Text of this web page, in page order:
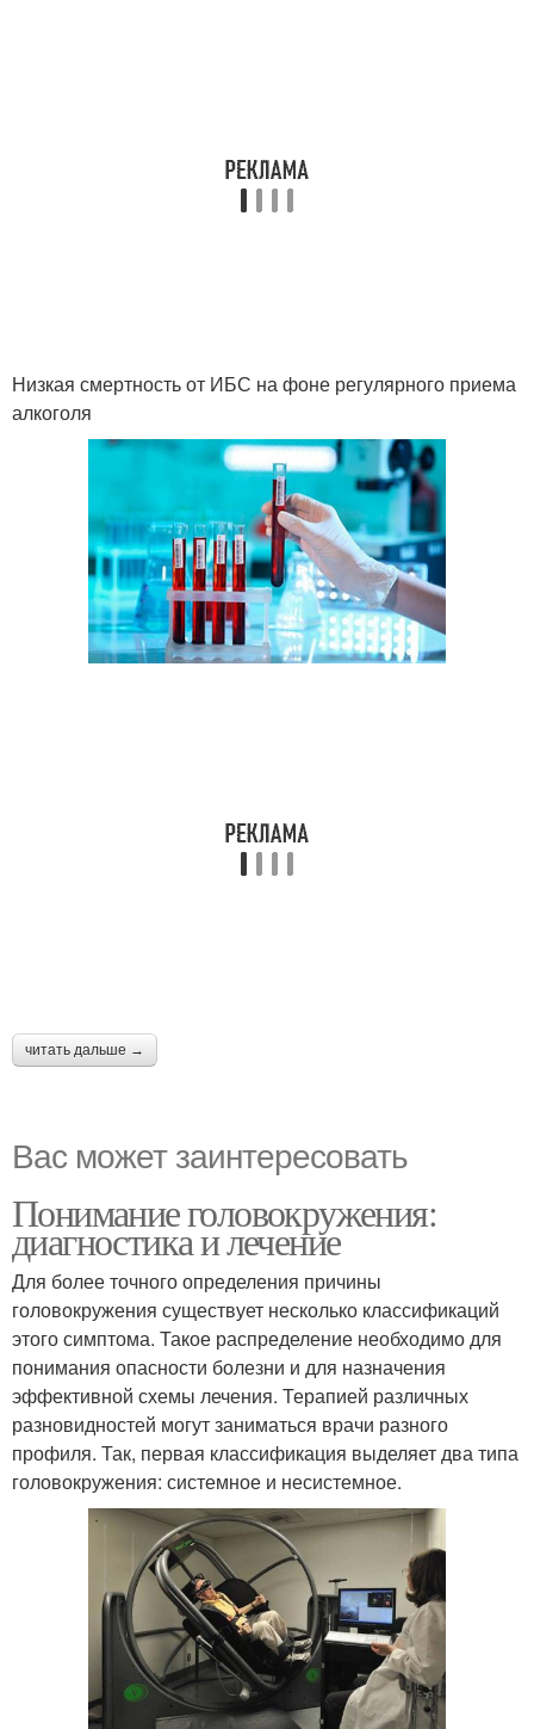
Низкая смертность от ИБС на фоне регулярного приема
алкоголя
читать дальше →
Вас может заинтересовать
Понимание головокружения:
диагностика и лечение
Для более точного определения причины
головокружения существует несколько классификаций
этого симптома. Такое распределение необходимо для
понимания опасности болезни и для назначения
эффективной схемы лечения. Терапией различных
разновидностей могут заниматься врачи разного
профиля. Так, первая классификация выделяет два типа
головокружения: системное и несистемное.